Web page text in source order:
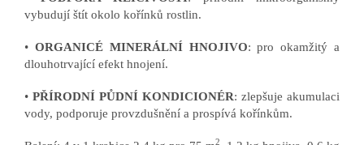
vybudují štít okolo kořínků rostlin.
• ORGANICÉ MINERÁLNÍ HNOJIVO: pro okamžitý a
dlouhotrvající efekt hnojení.
• PŘÍRODNÍ PŮDNÍ KONDICIONÉR: zlepšuje akumulaci
vody, podporuje provzdušnění a prospívá kořínkům.
2